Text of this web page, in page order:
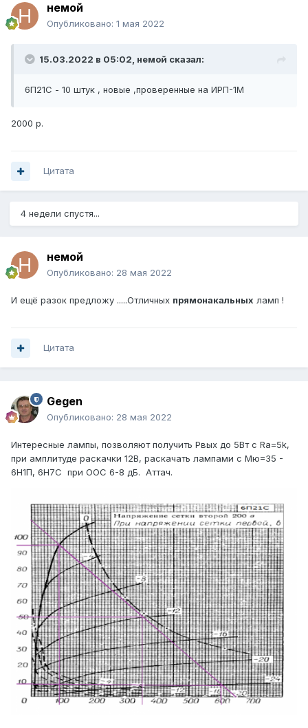
немой
Опубликовано: 1 мая 2022
15.03.2022 в 05:02, немой сказал:
6П21С - 10 штук , новые ,проверенные на ИРП-1М
2000 р.
Цитата
4 недели спустя...
немой
Опубликовано: 28 мая 2022
И ещё разок предложу .....Отличных прямонакальных ламп !
Цитата
Gegen
Опубликовано: 28 мая 2022
Интересные лампы, позволяют получить Рвых до 5Вт с Ra=5k,
при амплитуде раскачки 12В, раскачать лампами с Мю=35 -
6Н1П, 6Н7С при ООС 6-8 дБ. Аттач.